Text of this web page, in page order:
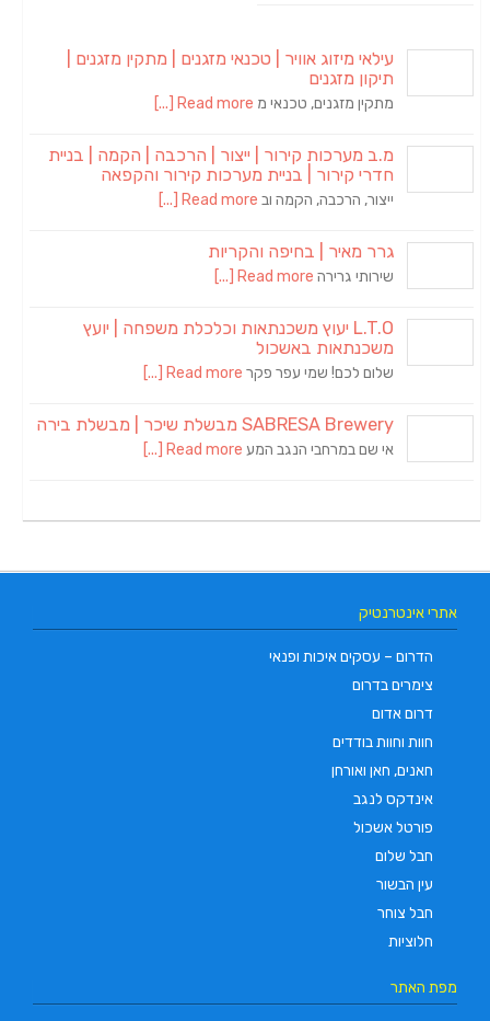
עילאי מיזוג אוויר | טכנאי מזגנים | מתקין מזגנים |
תיקון מזגנים
מתקין מזגנים, טכנאי מ Read more [...]
מ.ב מערכות קירור | ייצור | הרכבה | הקמה | בניית
חדרי קירור | בניית מערכות קירור והקפאה
ייצור, הרכבה, הקמה וב Read more [...]
גרר מאיר | בחיפה והקריות
שירותי גרירה Read more [...]
L.T.O יעוץ משכנתאות וכלכלת משפחה | יועץ
משכנתאות באשכול
שלום לכם! שמי עפר פקר Read more [...]
SABRESA Brewery מבשלת שיכר | מבשלת בירה
אי שם במרחבי הנגב המע Read more [...]
אתרי אינטרנטיק
הדרום – עסקים איכות ופנאי
צימרים בדרום
דרום אדום
חוות וחוות בודדים
חאנים, חאן ואורחן
אינדקס לנגב
פורטל אשכול
חבל שלום
עין הבשור
חבל צוחר
חלוציות
מפת האתר